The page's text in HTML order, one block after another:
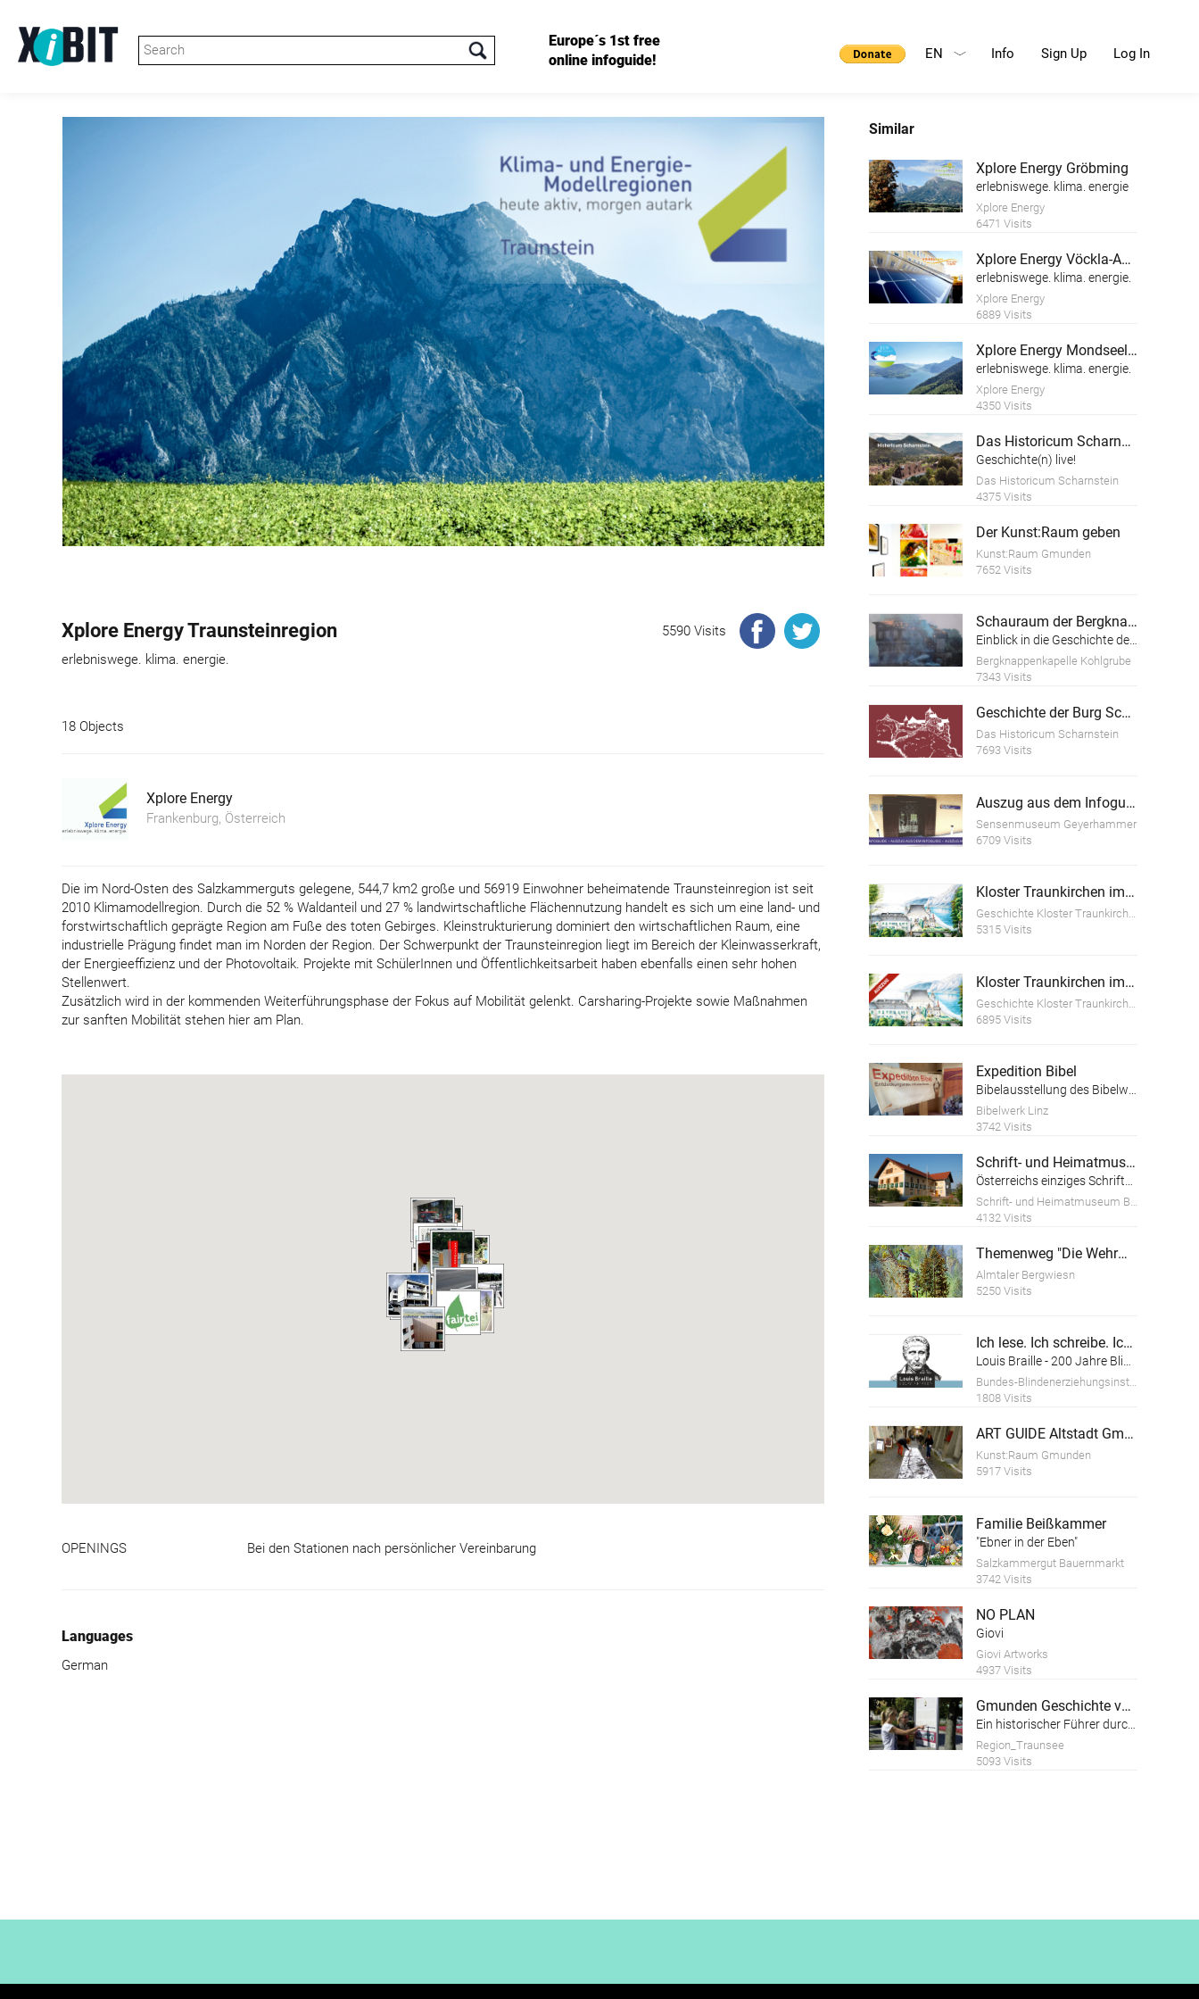
Europe´s 1st free
online infoguide!
Info Sign Up Log In
EN
Xplore Energy Traunsteinregion
erlebniswege. klima. energie.
5590 Visits
18 Objects
Xplore Energy
Frankenburg, Österreich
Die im Nord-Osten des Salzkammerguts gelegene, 544,7 km2 große und 56919 Einwohner beheimatende Traunsteinregion ist seit
2010 Klimamodellregion. Durch die 52 % Waldanteil und 27 % landwirtschaftliche Flächennutzung handelt es sich um eine land- und
forstwirtschaftlich geprägte Region am Fuße des toten Gebirges. Kleinstrukturierung dominiert den wirtschaftlichen Raum, eine
industrielle Prägung findet man im Norden der Region. Der Schwerpunkt der Traunsteinregion liegt im Bereich der Kleinwasserkraft,
der Energieeffizienz und der Photovoltaik. Projekte mit SchülerInnen und Öffentlichkeitsarbeit haben ebenfalls einen sehr hohen
Stellenwert.
Zusätzlich wird in der kommenden Weiterführungsphase der Fokus auf Mobilität gelenkt. Carsharing-Projekte sowie Maßnahmen
zur sanften Mobilität stehen hier am Plan.
OPENINGS Bei den Stationen nach persönlicher Vereinbarung
Languages
German
Similar
Xplore Energy Gröbming
erlebniswege. klima. energie
Xplore Energy
6471 Visits
Xplore Energy Vöckla-Ager
erlebniswege. klima. energie.
Xplore Energy
6889 Visits
Xplore Energy Mondseeland
erlebniswege. klima. energie.
Xplore Energy
4350 Visits
Das Historicum Scharnstein
Geschichte(n) live!
Das Historicum Scharnstein
4375 Visits
Der Kunst:Raum geben
Kunst:Raum Gmunden
7652 Visits
Schauraum der Bergknappenkapelle Kohlgrube
Einblick in die Geschichte des Kohle-Bergbaus im Hausruck-Viertel
Bergknappenkapelle Kohlgrube
7343 Visits
Geschichte der Burg Scharnstein
Das Historicum Scharnstein
7693 Visits
Auszug aus dem Infoguide "Geschichte des Sensenschmiedemuseum Geyerhammer"
Sensenmuseum Geyerhammer
6709 Visits
Kloster Traunkirchen im Wandel der Zeit
Geschichte Kloster Traunkirchen
5315 Visits
Kloster Traunkirchen im Wandel der Zeit (Auszug)
6895 Visits
Expedition Bibel
Bibelwerk Linz
3742 Visits
Schrift- und Heimatmuseum Bartlhaus
4132 Visits
Themenweg "Die Wehrmauer der Ruine Scharnstein"
Almtaler Bergwiesn
5250 Visits
Ich lese. Ich schreibe. Ich bin.
Louis Braille - 200 Jahre Blindenschrift
Bundes-Blindenerziehungsinstitut
1808 Visits
ART GUIDE Altstadt Gmunden
Kunst:Raum Gmunden
5917 Visits
Familie Beißkammer
"Ebner in der Eben"
Salzkammergut Bauernmarkt
3742 Visits
NO PLAN
Giovi
Giovi Artworks
4937 Visits
Gmunden Geschichte von der Geschichte
Region_Traunsee
5093 Visits